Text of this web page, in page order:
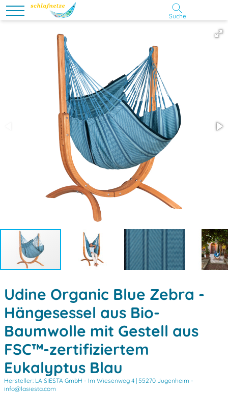
Suche
Udine Organic Blue Zebra -
Hängesessel aus Bio-
Baumwolle mit Gestell aus
FSC™-zertifiziertem
Eukalyptus Blau
Hersteller: LA SIESTA GmbH - Im Wiesenweg 4 | 55270 Jugenheim -
info@lasiesta.com